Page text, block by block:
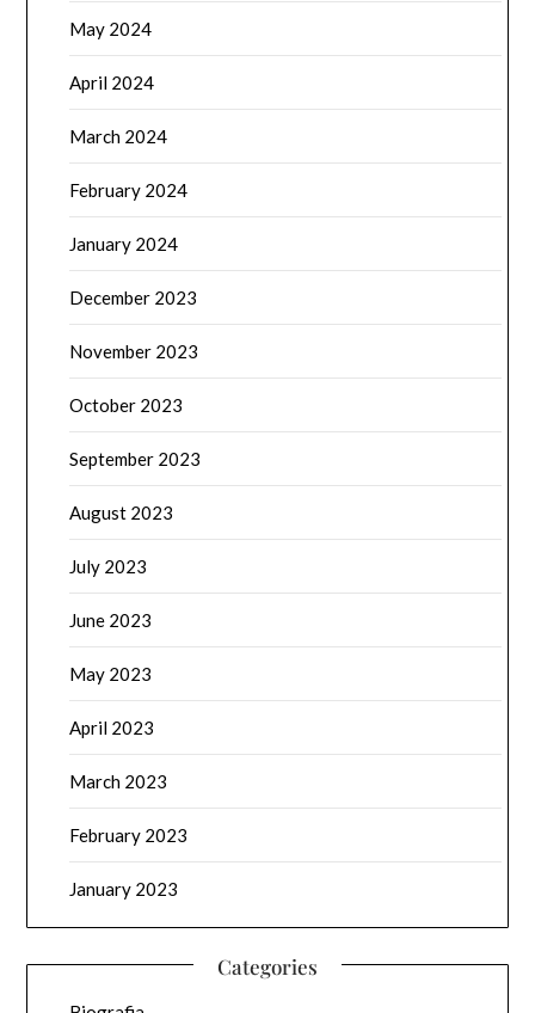
May 2024
April 2024
March 2024
February 2024
January 2024
December 2023
November 2023
October 2023
September 2023
August 2023
July 2023
June 2023
May 2023
April 2023
March 2023
February 2023
January 2023
Categories